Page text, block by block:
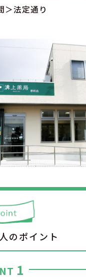
＞法定通り
のポイント
1